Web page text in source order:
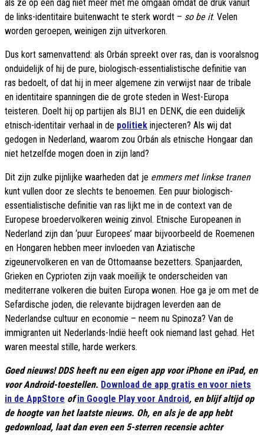
als ze op een dag niet meer met me omgaan omdat de druk vanuit
de links-identitaire buitenwacht te sterk wordt – so be it. Velen
worden geroepen, weinigen zijn uitverkoren.
Dus kort samenvattend: als Orbán spreekt over ras, dan is vooralsnog
onduidelijk of hij de pure, biologisch-essentialistische definitie van
ras bedoelt, of dat hij in meer algemene zin verwijst naar de tribale
en identitaire spanningen die de grote steden in West-Europa
teisteren. Doelt hij op partijen als BIJ1 en DENK, die een duidelijk
etnisch-identitair verhaal in de politiek injecteren? Als wij dat
gedogen in Nederland, waarom zou Orbán als etnische Hongaar dan
niet hetzelfde mogen doen in zijn land?
Dit zijn zulke pijnlijke waarheden dat je emmers met linkse tranen
kunt vullen door ze slechts te benoemen. Een puur biologisch-
essentialistische definitie van ras lijkt me in de context van de
Europese broedervolkeren weinig zinvol. Etnische Europeanen in
Nederland zijn dan ‘puur Europees’ maar bijvoorbeeld de Roemenen
en Hongaren hebben meer invloeden van Aziatische
zigeunervolkeren en van de Ottomaanse bezetters. Spanjaarden,
Grieken en Cyprioten zijn vaak moeilijk te onderscheiden van
mediterrane volkeren die buiten Europa wonen. Hoe ga je om met de
Sefardische joden, die relevante bijdragen leverden aan de
Nederlandse cultuur en economie – neem nu Spinoza? Van de
immigranten uit Nederlands-Indië heeft ook niemand last gehad. Het
waren meestal stille, harde werkers.
Goed nieuws! DDS heeft nu een eigen app voor iPhone en iPad, en
voor Android-toestellen. Download de app gratis en voor niets
in de AppStore ofin Google Play voor Android, en blijf altijd op
de hoogte van het laatste nieuws. Oh, en als je de app hebt
gedownload, laat dan even een 5-sterren recensie achter